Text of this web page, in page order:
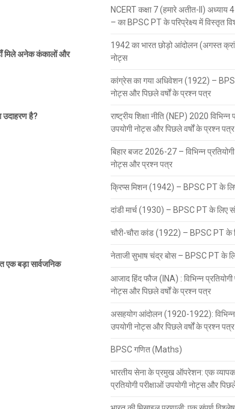
मिले अनेक कंकालों और
उदाहरण है?
एक बड़ा सार्वजनिक
NCERT कक्षा 7 (हमारे अतीत-II) अध्याय
– का BPSC PT के परिप्रेक्ष्य में विस्तृत
1942 का भारत छोड़ो आंदोलन (अगस्त
नोट्स
कांग्रेस का गया अधिवेशन (1922) –
नोट्स और पिछले वर्षों के प्रश्न पत्र
राष्ट्रीय शिक्षा नीति (NEP) 2020 विभिन्न
उपयोगी नोट्स और पिछले वर्षों के प्रश्न पत्र
बिहार बजट 2026-27 – विभिन्न प्रतियोगी
नोट्स और प्रश्न पत्र
क्रिप्स मिशन (1942) – BPSC PT के
दांडी मार्च (1930) – BPSC PT के लिए
चौरी-चौरा कांड (1922) – BPSC PT के
नेताजी सुभाष चंद्र बोस – BPSC PT के
आजाद हिंद फौज (INA) : विभिन्न प्रतियोगी
नोट्स और पिछले वर्षों के प्रश्न पत्र
असहयोग आंदोलन (1920-1922): विभिन्न
उपयोगी नोट्स और पिछले वर्षों के प्रश्न पत्र
BPSC गणित (Maths)
भारतीय सेना के प्रमुख ऑपरेशन: एक
प्रतियोगी परीक्षाओं उपयोगी नोट्स और